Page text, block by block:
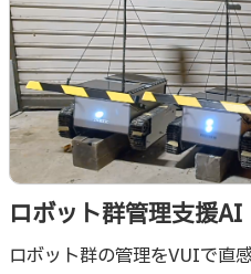
ロボット群管理支援
ロボット群の管理をVUIで直